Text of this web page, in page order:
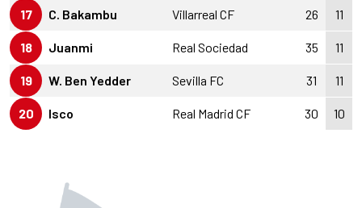
17 C. Bakambu Villarreal CF 26 11
18 Juanmi Real Sociedad 35 11
19 W. Ben Yedder Sevilla FC 31 11
20 Isco Real Madrid CF 30 10